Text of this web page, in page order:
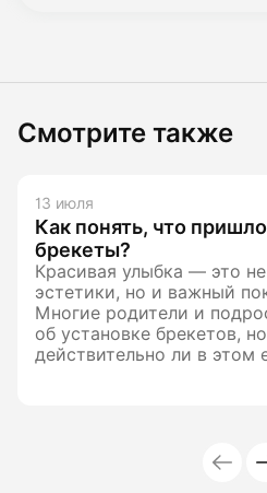
Смотрите также
13 июля
Как понять, что
брекеты?
Красивая улыбка — это
эстетики, но и важный
Многие родители и
об установке брекетов,
действительно ли в этом